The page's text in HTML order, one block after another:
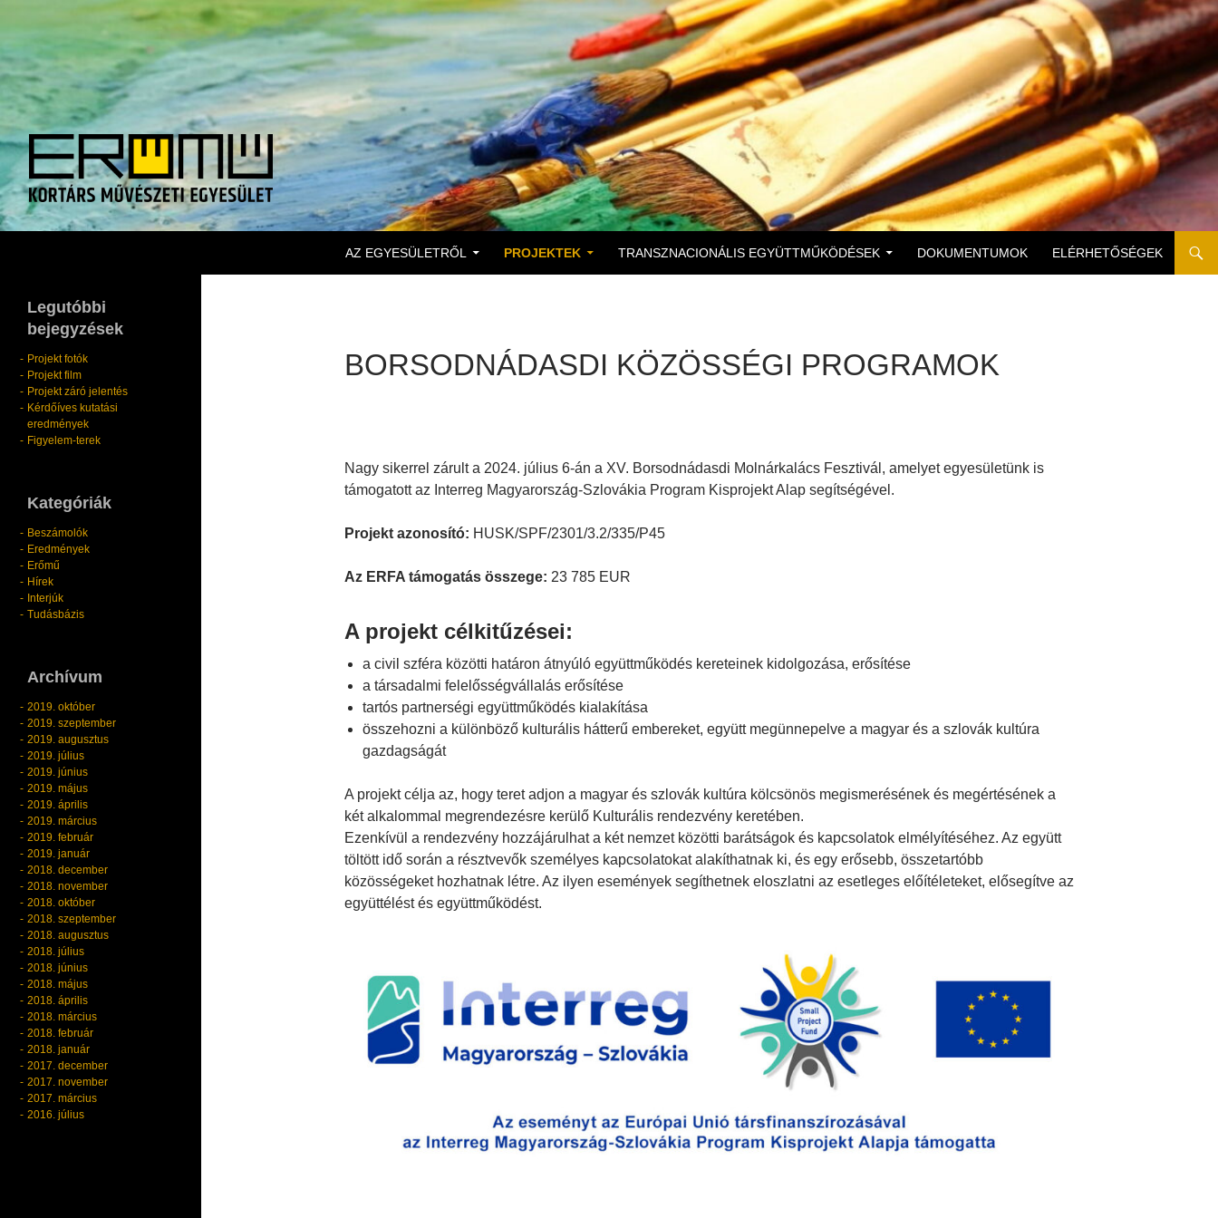
AZ EGYESÜLETRŐL
PROJEKTEK TRANSZNACIONÁLIS EGYÜTTMŰKÖDÉSEK DOKUMENTUMOK ELÉRHETŐSÉGEK
BORSODNÁDASDI KÖZÖSSÉGI PROGRAMOK
Nagy sikerrel zárult a 2024. július 6-án a XV. Borsodnádasdi Molnárkalács Fesztivál, amelyet egyesületünk is
támogatott az Interreg Magyarország-Szlovákia Program Kisprojekt Alap segítségével.
Projekt azonosító: HUSK/SPF/2301/3.2/335/P45
Az ERFA támogatás összege: 23 785 EUR
A projekt célkitűzései:
a civil szféra közötti határon átnyúló együttműködés kereteinek kidolgozása, erősítése
a társadalmi felelősségvállalás erősítése
tartós partnerségi együttműködés kialakítása
összehozni a különböző kulturális hátterű embereket, együtt megünnepelve a magyar és a szlovák kultúra
gazdagságát
A projekt célja az, hogy teret adjon a magyar és szlovák kultúra kölcsönös megismerésének és megértésének a
két alkalommal megrendezésre kerülő Kulturális rendezvény keretében.
Ezenkívül a rendezvény hozzájárulhat a két nemzet közötti barátságok és kapcsolatok elmélyítéséhez. Az együtt
töltött idő során a résztvevők személyes kapcsolatokat alakíthatnak ki, és egy erősebb, összetartóbb
közösségeket hozhatnak létre. Az ilyen események segíthetnek eloszlatni az esetleges előítéleteket, elősegítve az
együttélést és együttműködést.
Legutóbbi
bejegyzések
Projekt fotók
Projekt film
Projekt záró jelentés
Kérdőíves kutatási
eredmények
Figyelem-terek
Kategóriák
Beszámolók
Eredmények
Erőmű
Hírek
Interjúk
Tudásbázis
Archívum
2019. október
2019. szeptember
2019. augusztus
2019. július
2019. június
2019. május
2019. április
2019. március
2019. február
2019. január
2018. december
2018. november
2018. október
2018. szeptember
2018. augusztus
2018. július
2018. június
2018. május
2018. április
2018. március
2018. február
2018. január
2017. december
2017. november
2017. március
2016. július